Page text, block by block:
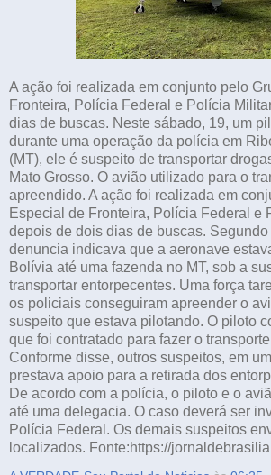
A ação foi realizada em conjunto pelo
Fronteira, Polícia Federal e Polícia
dias de buscas. Neste sábado, 19, um
durante uma operação da polícia em
(MT), ele é suspeito de transportar
Mato Grosso. O avião utilizado para o
apreendido. A ação foi realizada em
Especial de Fronteira, Polícia Federal e
depois de dois dias de buscas. Segundo
denuncia indicava que a aeronave
Bolívia até uma fazenda no MT, sob a
transportar entorpecentes. Uma força
os policiais conseguiram apreender o
suspeito que estava pilotando. O piloto
que foi contratado para fazer o
Conforme disse, outros suspeitos, em
prestava apoio para a retirada dos
De acordo com a polícia, o piloto e o
até uma delegacia. O caso deverá ser
Polícia Federal. Os demais suspeitos
localizados. Fonte:https://